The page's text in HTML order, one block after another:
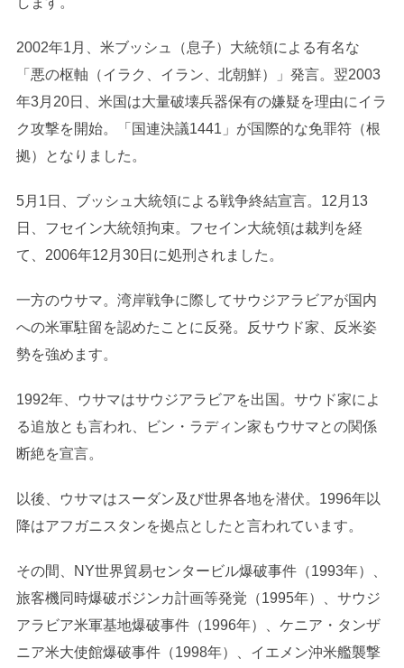
2002年1月、米ブッシュ（息子）大統領による有名な
「悪の枢軸（イラク、イラン、北朝鮮）」発言。翌2003
年3月20日、米国は大量破壊兵器保有の嫌疑を理由にイラ
ク攻撃を開始。「国連決議1441」が国際的な免罪符（根
拠）となりました。
5月1日、ブッシュ大統領による戦争終結宣言。12月13
日、フセイン大統領拘束。フセイン大統領は裁判を経
て、2006年12月30日に処刑されました。
一方のウサマ。湾岸戦争に際してサウジアラビアが国内
への米軍駐留を認めたことに反発。反サウド家、反米姿
勢を強めます。
1992年、ウサマはサウジアラビアを出国。サウド家によ
る追放とも言われ、ビン・ラディン家もウサマとの関係
断絶を宣言。
以後、ウサマはスーダン及び世界各地を潜伏。1996年以
降はアフガニスタンを拠点としたと言われています。
その間、NY世界貿易センタービル爆破事件（1993年）、
旅客機同時爆破ボジンカ計画等発覚（1995年）、サウジ
アラビア米軍基地爆破事件（1996年）、ケニア・タンザ
ニア米大使館爆破事件（1998年）、イエメン沖米艦襲撃